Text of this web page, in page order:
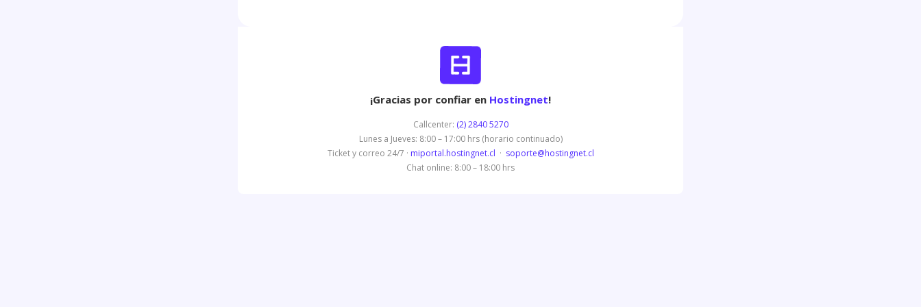
¡Gracias por confiar en Hostingnet!
Callcenter: (2) 2840 5270
Lunes a Jueves: 8:00 – 17:00 hrs (horario continuado)
Ticket y correo 24/7 · miportal.hostingnet.cl · soporte@hostingnet.cl
Chat online: 8:00 – 18:00 hrs